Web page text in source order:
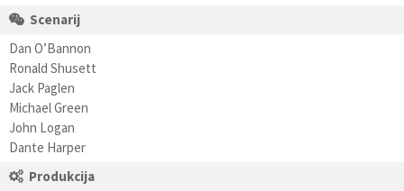
Scenarij
Dan O’Bannon
Ronald Shusett
Jack Paglen
Michael Green
John Logan
Dante Harper
Produkcija